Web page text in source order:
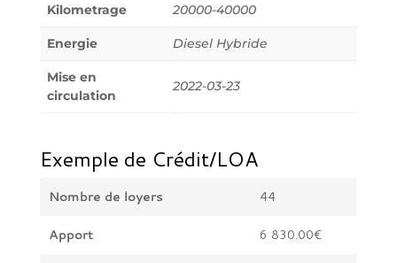
Kilometrage 20000-40000
Energie Diesel Hybride
Mise en
circulation
2022-03-23
Exemple de Crédit/LOA
Nombre de loyers 44
Apport 6 830.00€